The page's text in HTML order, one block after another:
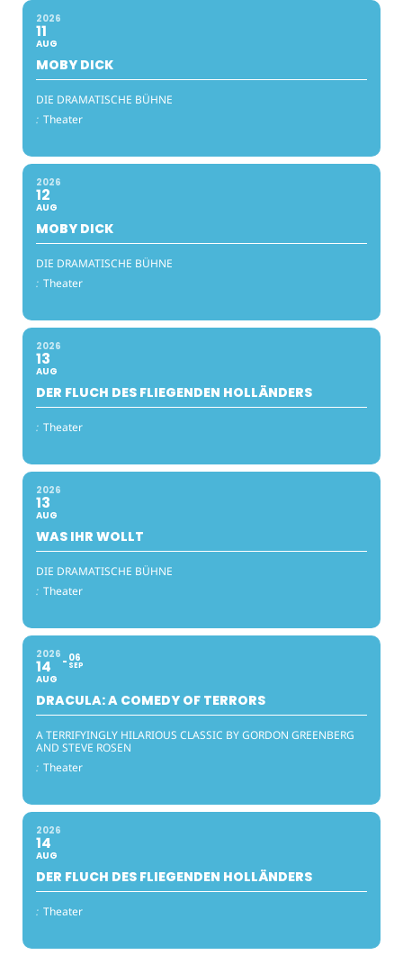
2026
11
AUG
MOBY DICK
DIE DRAMATISCHE BÜHNE
: Theater
2026
12
AUG
MOBY DICK
DIE DRAMATISCHE BÜHNE
: Theater
2026
13
AUG
DER FLUCH DES FLIEGENDEN HOLLÄNDERS
: Theater
2026
13
AUG
WAS IHR WOLLT
DIE DRAMATISCHE BÜHNE
: Theater
2026
14
AUG
06
SEP
DRACULA: A COMEDY OF TERRORS
A TERRIFYINGLY HILARIOUS CLASSIC BY GORDON GREENBERG
AND STEVE ROSEN
: Theater
2026
14
AUG
DER FLUCH DES FLIEGENDEN HOLLÄNDERS
: Theater